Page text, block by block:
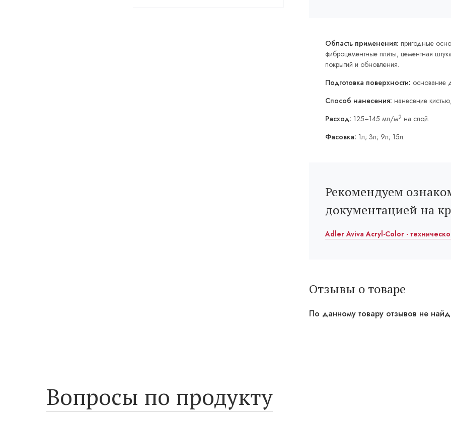
Область применения: пригодные
фиброцементные плиты, цементная
покрытий и обновления.
Подготовка поверхности: основание
Способ нанесения: нанесение
Расход: 125÷145 мл/м2 на слой.
Фасовка: 1л; 3л; 9л; 15л.
Рекомендуем
документацией на
Adler Aviva Acryl-Color -
Отзывы о товаре
По данному товару отзывов не
Вопросы по продукту